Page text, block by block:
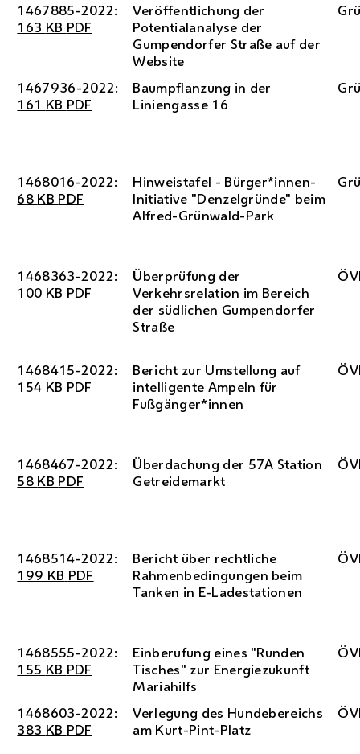
1467885-2022:
163 KB PDF
Veröffentlichung der
Potentialanalyse der
Gumpendorfer Straße auf der
Website
1467936-2022:
161 KB PDF
Baumpflanzung in der
Liniengasse 16
1468016-2022:
68 KB PDF
Hinweistafel - Bürger*innen-
Initiative "Denzelgründe" beim
Alfred-Grünwald-Park
1468363-2022:
100 KB PDF
Überprüfung der
Verkehrsrelation im Bereich
der südlichen Gumpendorfer
Straße
1468415-2022:
154 KB PDF
Bericht zur Umstellung auf
intelligente Ampeln für
Fußgänger*innen
1468467-2022:
58 KB PDF
Überdachung der 57A Station
Getreidemarkt
1468514-2022:
199 KB PDF
Bericht über rechtliche
Rahmenbedingungen beim
Tanken in E-Ladestationen
1468555-2022:
155 KB PDF
Einberufung eines "Runden
Tisches" zur Energiezukunft
Mariahilfs
1468603-2022:
383 KB PDF
Verlegung des Hundebereichs
am Kurt-Pint-Platz